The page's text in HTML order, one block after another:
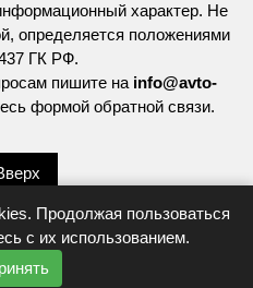
характер. Не
определяется положениями
ГК РФ.
пишите на info@avto-
формой обратной связи.
Продолжая пользоваться
с их использованием.